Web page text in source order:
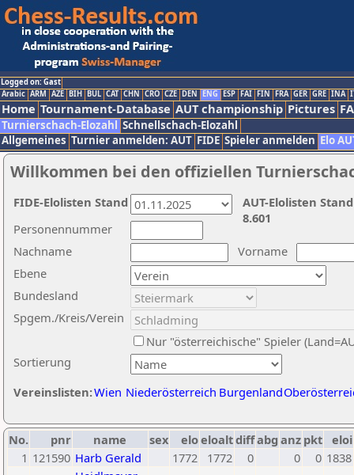
Logged on: Gast
Arabic ARM AZE BIH BUL CAT CHN CRO CZE DEN ENG ESP FAI FIN FRA GER GRE INA
Home Tournament-Database AUT championship Pictures
Turnierschach-Elozahl Schnellschach-Elozahl
Allgemeines Turnier anmelden: AUT FIDE Spieler anmelden Elo
Willkommen bei den offiziellen
Nachname
Vorname
Ebene
Sortierung
Personennummer
Bundesland
Spgem./Kreis/Verein
Nur "österreichische" Spieler
Vereinslisten:Wien Niederösterreich Burgenland
AUT-Elolisten
8.601
FIDE-Elolisten Stand
No. pnr name sex eloeloaltdiffabg anz pkt eloi
1 121590 Harb Gerald 1772 1772 0 0 0 1838